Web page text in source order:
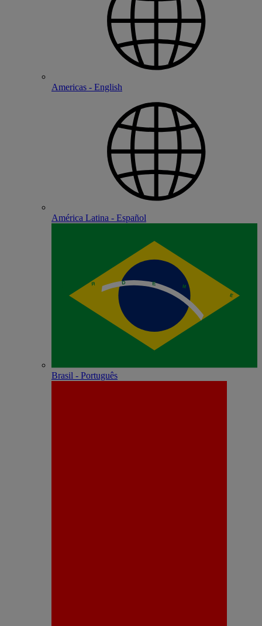
Americas - English
América Latina - Español
Brasil - Português